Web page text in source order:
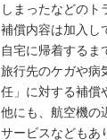
しまったなどのト
補償内容は加入し
自宅に帰着するま
旅行先のケガや病
任」に対する補償
他にも、航空機の
サービスなどもあ